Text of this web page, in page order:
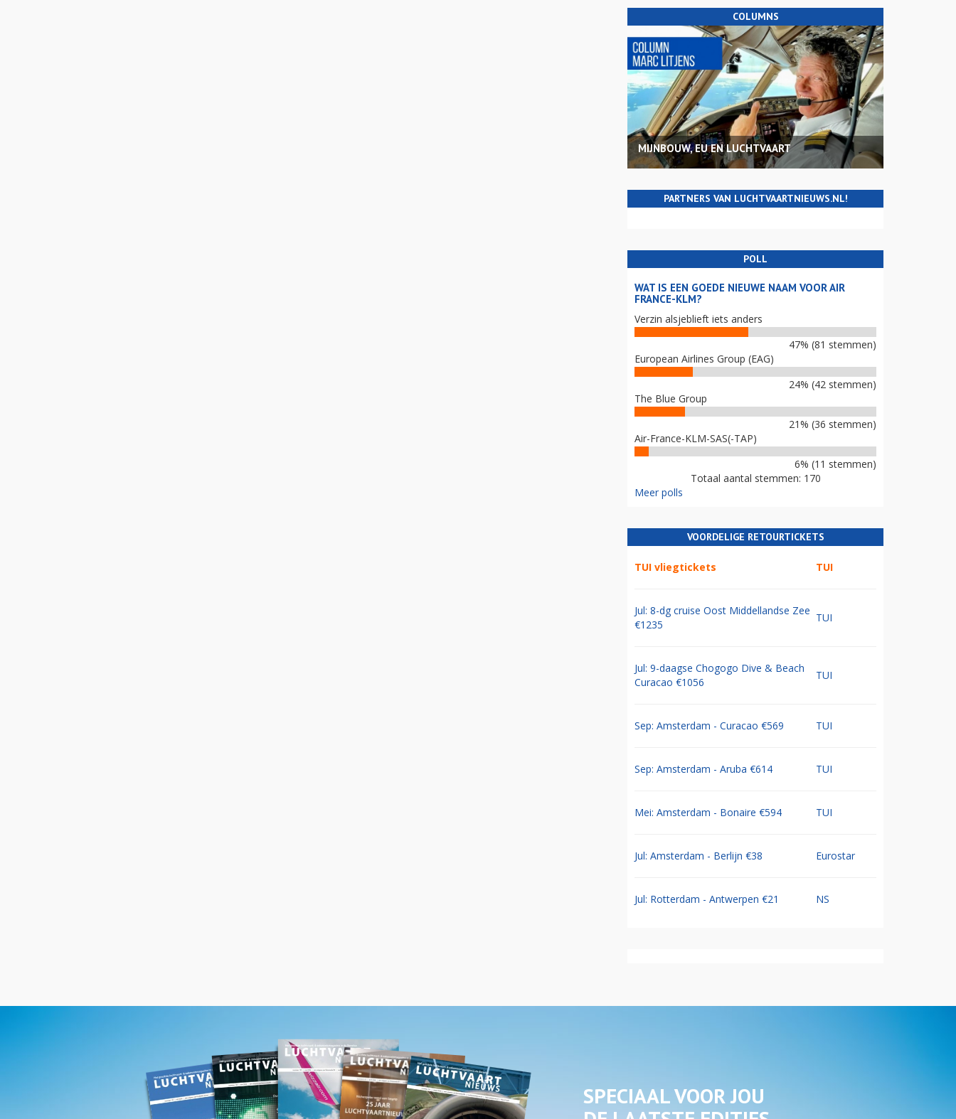
COLUMNS
MIJNBOUW, EU EN LUCHTVAART
PARTNERS VAN LUCHTVAARTNIEUWS.NL!
POLL
WAT IS EEN GOEDE NIEUWE NAAM VOOR AIR
FRANCE-KLM?
Verzin alsjeblieft iets anders
47% (81 stemmen)
European Airlines Group (EAG)
24% (42 stemmen)
The Blue Group
21% (36 stemmen)
Air-France-KLM-SAS(-TAP)
6% (11 stemmen)
Totaal aantal stemmen: 170
Meer polls
VOORDELIGE RETOURTICKETS
TUI vliegtickets TUI
Jul: 8-dg cruise Oost Middellandse Zee
€1235
TUI
Jul: 9-daagse Chogogo Dive & Beach
Curacao €1056
TUI
Sep: Amsterdam - Curacao €569 TUI
Sep: Amsterdam - Aruba €614 TUI
Mei: Amsterdam - Bonaire €594 TUI
Jul: Amsterdam - Berlijn €38 Eurostar
Jul: Rotterdam - Antwerpen €21 NS
SPECIAAL VOOR JOU